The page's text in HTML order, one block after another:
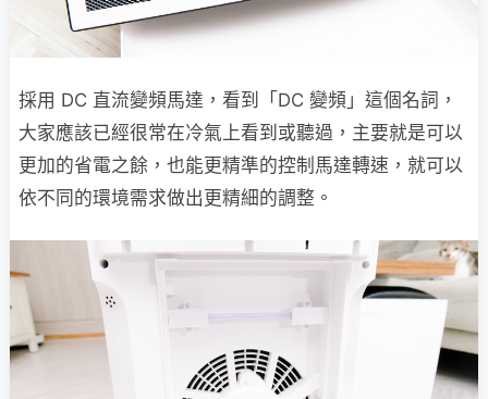
採用 DC 直流變頻馬達，看到「DC 變頻」這個名詞，
大家應該已經很常在冷氣上看到或聽過，主要就是可以
更加的省電之餘，也能更精準的控制馬達轉速，就可以
依不同的環境需求做出更精細的調整。